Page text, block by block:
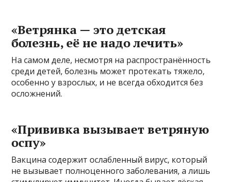
«Ветрянка — это детская
болезнь, её не надо лечить»
На самом деле, несмотря на распространённость
среди детей, болезнь может протекать тяжело,
особенно у взрослых, и не всегда обходится без
осложнений.
«Прививка вызывает ветряную
оспу»
Вакцина содержит ослабленный вирус, который
не вызывает полноценного заболевания, а лишь